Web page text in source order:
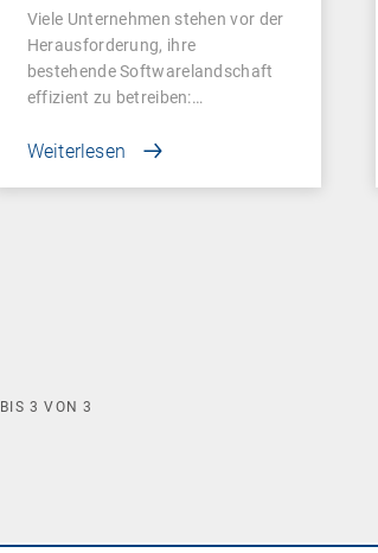
Viele Unternehmen stehen vor der
Herausforderung, ihre
bestehende Softwarelandschaft
effizient zu betreiben:…
Weiterlesen
BIS3 VON3